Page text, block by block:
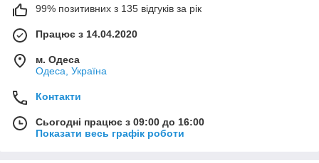
99% позитивних з 135 відгуків за рік
Працює з 14.04.2020
м. Одеса
Одеса, Україна
Контакти
Сьогодні працює з 09:00 до 16:00
Показати весь графік роботи